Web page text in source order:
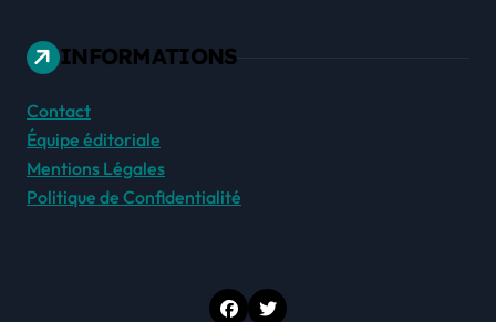
INFORMATIONS
Contact
Équipe éditoriale
Mentions Légales
Politique de Confidentialité